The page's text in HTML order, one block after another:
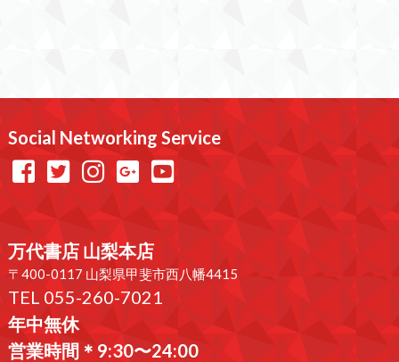
Social Networking Service
万代書店 山梨本店
〒400-0117 山梨県甲斐市西八幡4415
TEL 055-260-7021
年中無休
営業時間＊9:30〜24:00